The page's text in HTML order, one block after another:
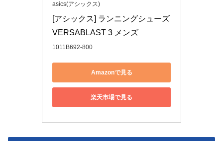
asics(アシックス)
[アシックス] ランニングシューズ
VERSABLAST 3 メンズ
1011B692-800
Amazonで見る
楽天市場で見る